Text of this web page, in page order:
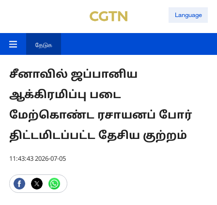
Language
தேடுக
சீனாவில் ஜப்பானிய
ஆக்கிரமிப்பு படை
மேற்கொண்ட ரசாயனப் போர்
திட்டமிடப்பட்ட தேசிய குற்றம்
11:43:43 2026-07-05